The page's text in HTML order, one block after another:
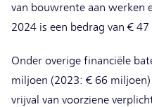
van bouwrente aan werken
2024 is een bedrag van €
Onder overige financiële
miljoen (2023: € 66
vrijval van voorziene